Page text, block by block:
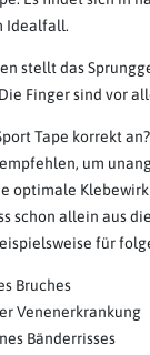
Idealfall.
stellt das
Finger sind vor
Tape korrekt
um
optimale
schon allein aus
für
Bruches
Venenerkrankung
Bänderrisses